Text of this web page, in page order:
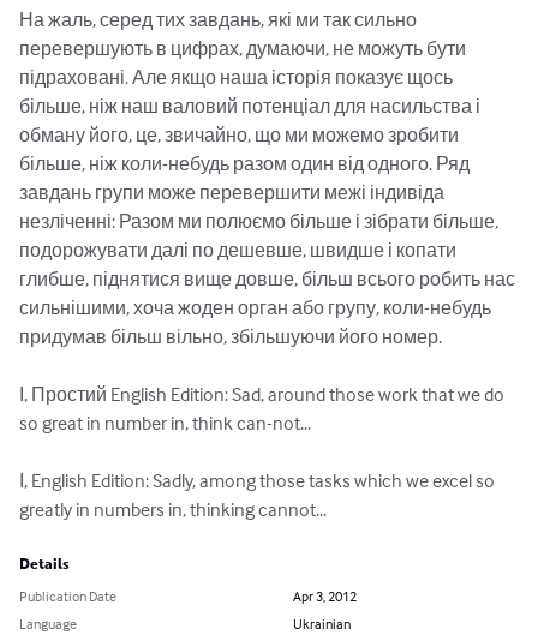
На жаль, серед тих завдань, які ми так сильно
перевершують в цифрах, думаючи, не можуть бути
підраховані. Але якщо наша історія показує щось
більше, ніж наш валовий потенціал для насильства і
обману його, це, звичайно, що ми можемо зробити
більше, ніж коли-небудь разом один від одного. Ряд
завдань групи може перевершити межі індивіда
незліченні: Разом ми полюємо більше і зібрати більше,
подорожувати далі по дешевше, швидше і копати
глибше, піднятися вище довше, більш всього робить нас
сильнішими, хоча жоден орган або групу, коли-небудь
придумав більш вільно, збільшуючи його номер.
І, Простий English Edition: Sad, around those work that we do
so great in number in, think can-not...
І, English Edition: Sadly, among those tasks which we excel so
greatly in numbers in, thinking cannot...
Details
Publication Date
Apr 3, 2012
Language
Ukrainian